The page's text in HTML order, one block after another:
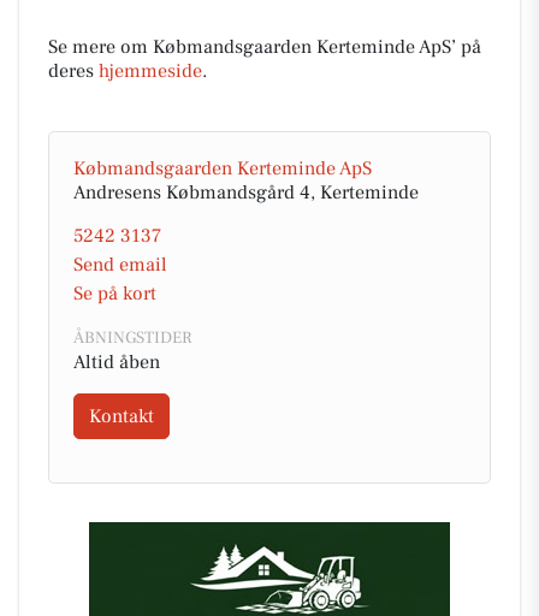
Se mere om Købmandsgaarden Kerteminde ApS’ på
deres hjemmeside.
Købmandsgaarden Kerteminde ApS
Andresens Købmandsgård 4, Kerteminde
5242 3137
Send email
Se på kort
ÅBNINGSTIDER
Altid åben
Kontakt